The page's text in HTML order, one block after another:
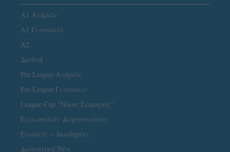
Α1 Ανδρών
Α1 Γυναικών
A2
Διεθνή
Pre League Ανδρών
Pre League Γυναικών
League Cup “Νίκος Σαμαράς”
Ευρωπαϊκές Διοργανώσεις
Ενώσεις – Ακαδημίες
Διοικητικά Νέα